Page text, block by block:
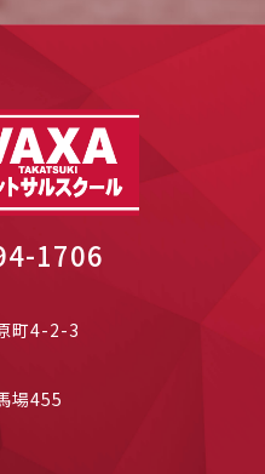
1706
町4-2-3
場455